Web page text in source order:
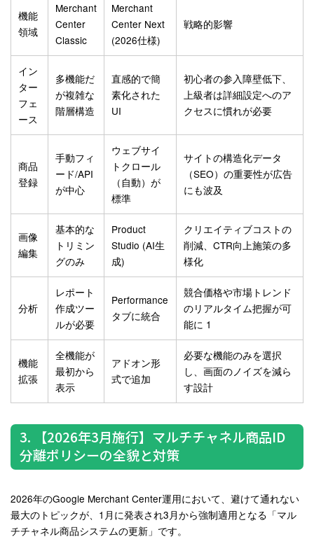
機能
領域
Merchant
Center
Classic
Merchant
Center Next
(2026仕様)
戦略的影響
イン
ター
フェ
ース
多機能だ
が複雑な
階層構造
直感的で簡
素化された
UI
初心者の参入障壁低下、
上級者は詳細設定へのア
クセスに慣れが必要
商品
登録
手動フィ
ード/API
が中心
ウェブサイ
トクロール
（自動）が
標準
サイトの構造化データ
（SEO）の重要性が広告
にも波及
画像
編集
基本的な
トリミン
グのみ
Product
Studio (AI生
成)
クリエイティブコストの
削減、CTR向上施策の多
様化
分析
レポート
作成ツー
ルが必要
Performance
タブに統合
競合価格や市場トレンド
のリアルタイム把握が可
能に 1
機能
拡張
全機能が
最初から
表示
アドオン形
式で追加
必要な機能のみを選択
し、画面のノイズを減ら
す設計
3. 【2026年3月施行】マルチチャネル商品ID
分離ポリシーの全貌と対策
2026年のGoogle Merchant Center運用において、避けて通れない
最大のトピックが、1月に発表され3月から強制適用となる「マル
チチャネル商品システムの更新」です。